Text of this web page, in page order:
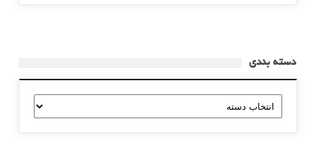
دسته بندی
دسته
بندی